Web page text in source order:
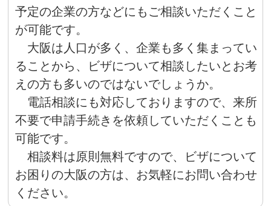
予定の企業の方などにもご相談いただくこと
が可能です。
大阪は人口が多く、企業も多く集まってい
ることから、ビザについて相談したいとお考
えの方も多いのではないでしょうか。
電話相談にも対応しておりますので、来所
不要で申請手続きを依頼していただくことも
可能です。
相談料は原則無料ですので、ビザについて
お困りの大阪の方は、お気軽にお問い合わせ
ください。